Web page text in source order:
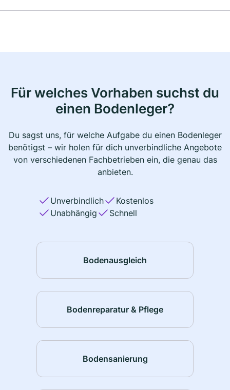
Für welches Vorhaben suchst du
einen Bodenleger?
Du sagst uns, für welche Aufgabe du einen Bodenleger
benötigst – wir holen für dich unverbindliche Angebote
von verschiedenen Fachbetrieben ein, die genau das
anbieten.
Unverbindlich
Kostenlos
Unabhängig
Schnell
Bodenausgleich
Bodenreparatur & Pflege
Bodensanierung